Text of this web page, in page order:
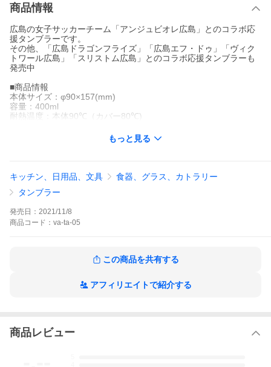
商品情報
広島の女子サッカーチーム「アンジュビオレ広島」とのコラボ応
援タンブラーです。
その他、「広島ドラゴンフライズ」「広島エフ・ドゥ」「ヴィク
トワール広島」「スリストム広島」とのコラボ応援タンブラーも
発売中
■商品情報
本体サイズ：φ90×157(mm)
容量：400ml
耐熱温度：本体90℃（カバー80℃)
もっと見る
キッチン、日用品、文具
食器、グラス、カトラリー
タンブラー
発売日： 2021/11/8
商品 コード： va-ta-05
この商品を共有する
アフィリエイトで紹介する
商品レビュー